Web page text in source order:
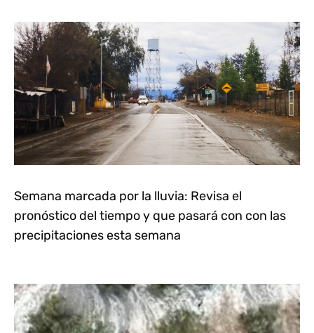
Semana marcada por la lluvia: Revisa el
pronóstico del tiempo y que pasará con con las
precipitaciones esta semana